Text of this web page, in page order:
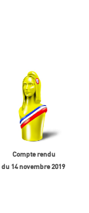
Compte rendu
du 14 novembre 2019